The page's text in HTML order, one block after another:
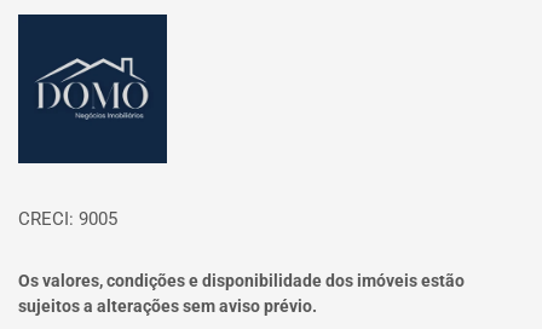
CRECI: 9005
Os valores, condições e disponibilidade dos imóveis estão
sujeitos a alterações sem aviso prévio.